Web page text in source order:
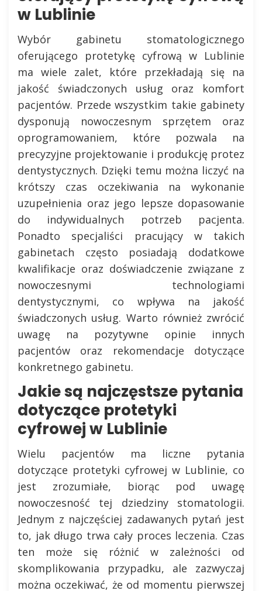
w Lublinie
Wybór gabinetu stomatologicznego
oferującego protetykę cyfrową w Lublinie
ma wiele zalet, które przekładają się na
jakość świadczonych usług oraz komfort
pacjentów. Przede wszystkim takie gabinety
dysponują nowoczesnym sprzętem oraz
oprogramowaniem, które pozwala na
precyzyjne projektowanie i produkcję protez
dentystycznych. Dzięki temu można liczyć na
krótszy czas oczekiwania na wykonanie
uzupełnienia oraz jego lepsze dopasowanie
do indywidualnych potrzeb pacjenta.
Ponadto specjaliści pracujący w takich
gabinetach często posiadają dodatkowe
kwalifikacje oraz doświadczenie związane z
nowoczesnymi technologiami
dentystycznymi, co wpływa na jakość
świadczonych usług. Warto również zwrócić
uwagę na pozytywne opinie innych
pacjentów oraz rekomendacje dotyczące
konkretnego gabinetu.
Jakie są najczęstsze pytania
dotyczące protetyki
cyfrowej w Lublinie
Wielu pacjentów ma liczne pytania
dotyczące protetyki cyfrowej w Lublinie, co
jest zrozumiałe, biorąc pod uwagę
nowoczesność tej dziedziny stomatologii.
Jednym z najczęściej zadawanych pytań jest
to, jak długo trwa cały proces leczenia. Czas
ten może się różnić w zależności od
skomplikowania przypadku, ale zazwyczaj
można oczekiwać, że od momentu pierwszej